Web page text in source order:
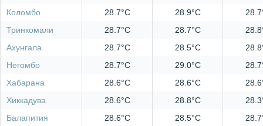
Коломбо
28.7°C 28.9°C
Тринкомали
28.7°C 28.7°C
Ахунгала
28.7°C 28.5°C
Негомбо
28.7°C 29.0°C
Хабарана
28.6°C 28.6°C
Хиккадува
28.6°C 28.8°C
Балапития
28.6°C 28.5°C